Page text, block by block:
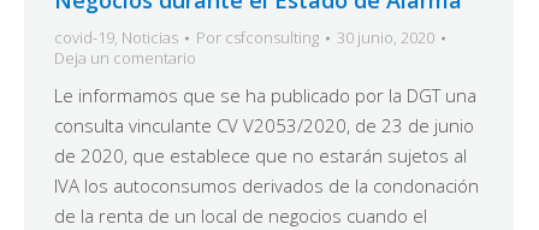
covid-19, Noticias Por csfconsulting
30 junio, 2020
Deja un comentario
Le informamos que se ha publicado por la DGT una
consulta vinculante CV V2053/2020, de 23 de junio
de 2020, que establece que no estarán sujetos al
IVA los autoconsumos derivados de la condonación
de la renta de un local de negocios cuando el